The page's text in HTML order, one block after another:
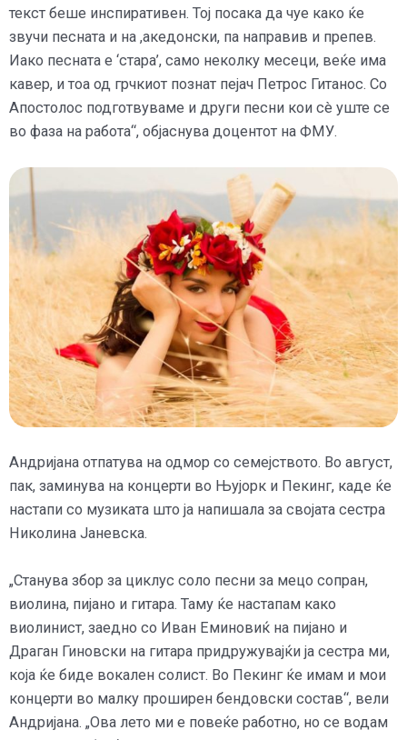
текст беше инспиративен. Тој посака да чуе како ќе
звучи песната и на ,акедонски, па направив и препев.
Иако песната е ‘стара’, само неколку месеци, веќе има
кавер, и тоа од грчкиот познат пејач Петрос Гитанос. Со
Апостолос подготвуваме и други песни кои сè уште се
во фаза на работа“, објаснува доцентот на ФМУ.
Андријана отпатува на одмор со семејството. Во август,
пак, заминува на концерти во Њујорк и Пекинг, каде ќе
настапи со музиката што ја напишала за својата сестра
Николина Јаневска.
„Станува збор за циклус соло песни за мецо сопран,
виолина, пијано и гитара. Таму ќе настапам како
виолинист, заедно со Иван Еминовиќ на пијано и
Драган Гиновски на гитара придружувајќи ја сестра ми,
која ќе биде вокален солист. Во Пекинг ќе имам и мои
концерти во малку проширен бендовски состав“, вели
Андријана. „Ова лето ми е повеќе работно, но се водам